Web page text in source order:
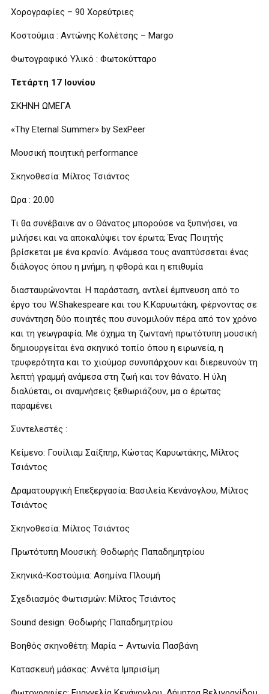
Χορογραφίες – 90 Χορεύτριες
Κοστούμια : Αντώνης Κολέτσης – Margo
Φωτογραφικό Υλικό : Φωτοκύτταρο
Τετάρτη 17 Ιουνίου
ΣΚΗΝΗ ΩΜΕΓΑ
«Thy Eternal Summer» by SexPeer
Μουσική ποιητική performance
Σκηνοθεσία: Μίλτος Τσιάντος
Ώρα : 20.00
Τι θα συνέβαινε αν ο Θάνατος μπορούσε να ξυπνήσει, να
μιλήσει και να αποκαλύψει τον έρωτα; Ένας Ποιητής
βρίσκεται με ένα κρανίο. Ανάμεσα τους αναπτύσσεται ένας
διάλογος όπου η μνήμη, η φθορά και η επιθυμία
διασταυρώνονται. Η παράσταση, αντλεί έμπνευση από το
έργο του W.Shakespeare και του Κ.Καρυωτάκη, φέρνοντας σε
συνάντηση δύο ποιητές που συνομιλούν πέρα από τον χρόνο
και τη γεωγραφία. Με όχημα τη ζωντανή πρωτότυπη μουσική
δημιουργείται ένα σκηνικό τοπίο όπου η ειρωνεία, η
τρυφερότητα και το χιούμορ συνυπάρχουν και διερευνούν τη
λεπτή γραμμή ανάμεσα στη ζωή και τον θάνατο. Η ύλη
διαλύεται, οι αναμνήσεις ξεθωριάζουν, μα ο έρωτας
παραμένει
Συντελεστές :
Κείμενο: Γουίλιαμ Σαίξπηρ, Κώστας Καρυωτάκης, Μίλτος
Τσιάντος
Δραματουργική Επεξεργασία: Βασιλεία Κενάνογλου, Μίλτος
Τσιάντος
Σκηνοθεσία: Μίλτος Τσιάντος
Πρωτότυπη Μουσική: Θοδωρής Παπαδημητρίου
Σκηνικά-Κοστούμια: Ασημίνα Πλουμή
Σχεδιασμός Φωτισμών: Μίλτος Τσιάντος
Sound design: Θοδωρής Παπαδημητρίου
Βοηθός σκηνοθέτη: Μαρία – Αντωνία Πασβάνη
Κατασκευή μάσκας: Αννέτα Ιμπρισίμη